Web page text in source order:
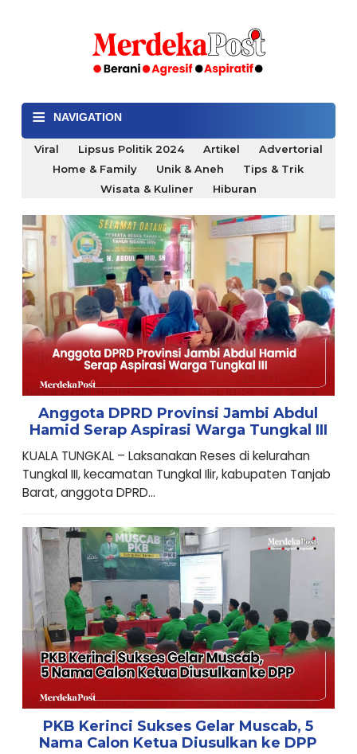
≡ NAVIGATION
Viral Lipsus Politik 2024 Artikel
Advertorial
Home & Family
Unik & Aneh
Tips & Trik
Wisata & Kuliner
Hiburan
Anggota DPRD Provinsi Jambi Abdul
Hamid Serap Aspirasi Warga Tungkal III
KUALA TUNGKAL – Laksanakan Reses di kelurahan
Tungkal III, kecamatan Tungkal Ilir, kabupaten Tanjab
Barat, anggota DPRD...
PKB Kerinci Sukses Gelar Muscab, 5
Nama Calon Ketua Diusulkan ke DPP